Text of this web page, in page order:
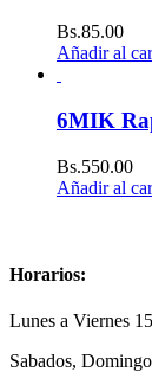
Bs.85.00
Añadir al
6MIK
Bs.550.00
Añadir al
Horarios:
Lunes a Viernes
Sabados,